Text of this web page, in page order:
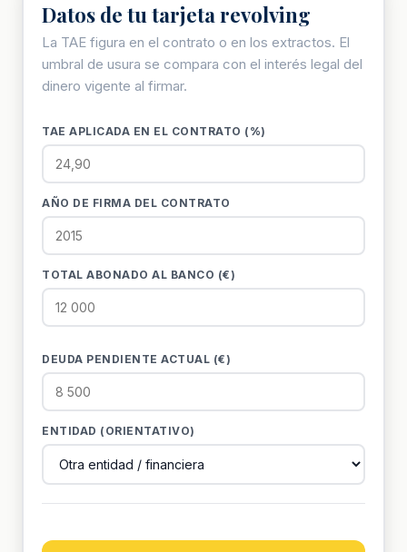
Datos de tu tarjeta revolving
La TAE figura en el contrato o en los extractos. El
umbral de usura se compara con el interés legal del
dinero vigente al firmar.
TAE APLICADA EN EL CONTRATO (%)
AÑO DE FIRMA DEL CONTRATO
TOTAL ABONADO AL BANCO (€)
DEUDA PENDIENTE ACTUAL (€)
ENTIDAD (ORIENTATIVO)